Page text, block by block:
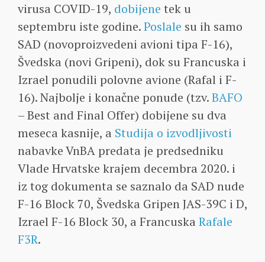
virusa COVID-19, dobijene tek u
septembru iste godine.Poslale su ih samo
SAD (novoproizvedeni avioni tipa F-16),
Švedska (novi Gripeni), dok su Francuska i
Izrael ponudili polovne avione (Rafal i F-
16). Najbolje i konačne ponude (tzv.BAFO
– Best and Final Offer) dobijene su dva
meseca kasnije, a Studija o izvodljivosti
nabavke VnBA predata je predsedniku
Vlade Hrvatske krajem decembra 2020. i
iz tog dokumenta se saznalo da SAD nude
F-16 Block 70, Švedska Gripen JAS-39C i D,
Izrael F-16 Block 30, a Francuska Rafale
F3R.